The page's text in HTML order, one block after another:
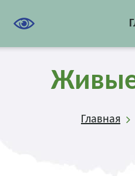
Главная